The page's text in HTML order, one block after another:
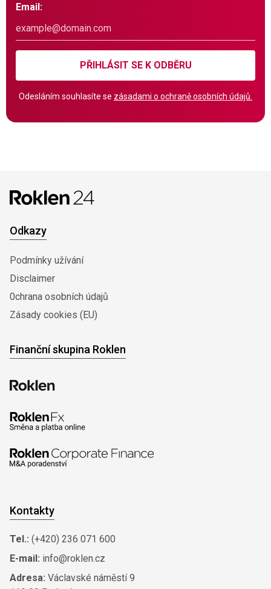
Email:
PŘIHLÁSIT SE K ODBĚRU
Odesláním souhlasíte se zásadami o ochraně osobních údajů.
Odkazy
Podmínky užívání
Disclaimer
0chrana osobních údajů
Zásady cookies (EU)
Finanční skupina Roklen
Kontakty
Tel.: (+420) 236 071 600
E-mail: info@roklen.cz
Adresa: Václavské náměstí 9